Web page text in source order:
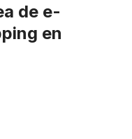
de e-
en